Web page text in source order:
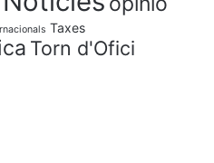
Taxes
Torn d'Ofici